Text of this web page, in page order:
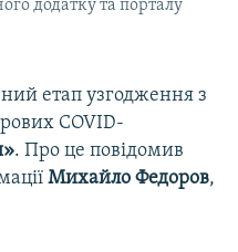
додатку та порталу
етап узгодження з
COVID-
. Про це повідомив
Михайло Федоров,